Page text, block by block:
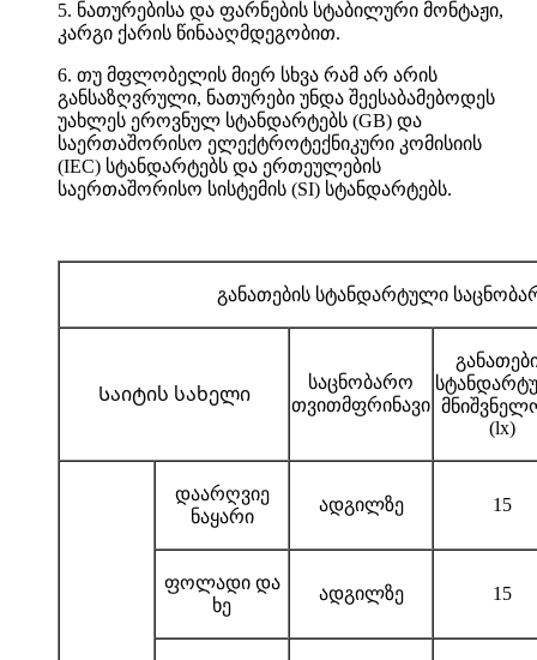
5. ნათურებისა და ფარნების სტაბილური მონტაჟი,
კარგი ქარის წინააღმდეგობით.
6. თუ მფლობელის მიერ სხვა რამ არ არის
განსაზღვრული, ნათურები უნდა შეესაბამებოდეს
უახლეს ეროვნულ სტანდარტებს (GB) და
საერთაშორისო ელექტროტექნიკური კომისიის
(IEC) სტანდარტებს და ერთეულების
საერთაშორისო სისტემის (SI) სტანდარტებს.
განათების სტანდარტული
Საიტის სახელი
საცნობარო
თვითმფრინავი
(lx)
დაარღვიე
ნაყარი
ადგილზე 15
ფოლადი და
ხე
ადგილზე 15